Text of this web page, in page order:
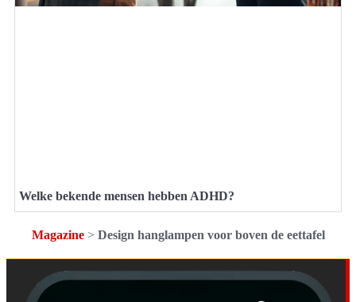
Welke bekende mensen hebben ADHD?
Magazine> Design hanglampen voor boven de eettafel